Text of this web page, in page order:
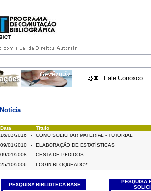
Fale Conosco
Notícia
Data
Título
16/03/2016
-
COMO SOLICITAR MATERIAL - TUTORIAL
09/01/2010
-
ELABORAÇÃO DE ESTATÍSTICAS
09/01/2008
-
CESTA DE PEDIDOS
25/10/2006
- LOGIN BLOQUEADO?!
PESQUISA BIBLIOTECA BASE
PESQUISA